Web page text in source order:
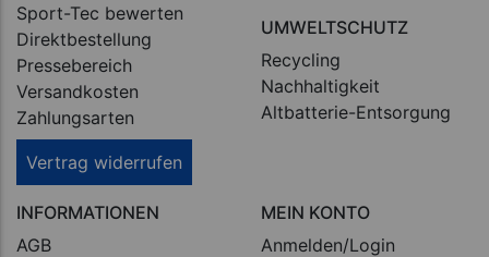
Sport-Tec bewerten
Direktbestellung
Pressebereich
Versandkosten
Zahlungsarten
Vertrag widerrufen
UMWELTSCHUTZ
Recycling
Nachhaltigkeit
Altbatterie-Entsorgung
INFORMATIONEN
AGB
MEIN KONTO
Anmelden/Login